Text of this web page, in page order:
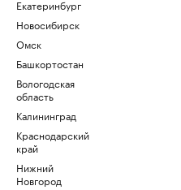
Екатеринбург
Новосибирск
Омск
Башкортостан
Вологодская
область
Калининград
Краснодарский
край
Нижний
Новгород